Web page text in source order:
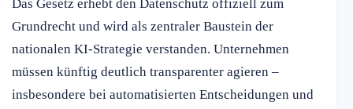
Das Gesetz erhebt den Datenschutz offiziell zum
Grundrecht und wird als zentraler Baustein der
nationalen KI-Strategie verstanden. Unternehmen
müssen künftig deutlich transparenter agieren –
insbesondere bei automatisierten Entscheidungen und